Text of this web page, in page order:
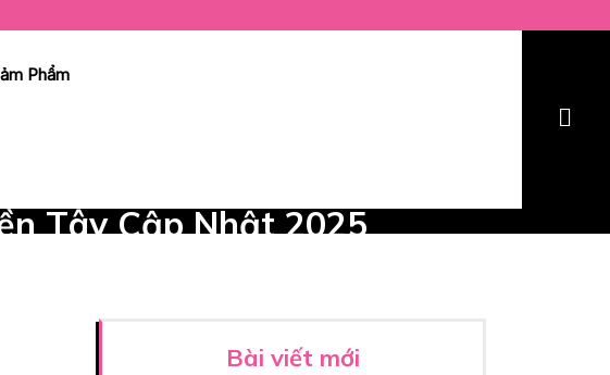
Phẩm
Tây Cập Nhật 2025
Bài viết mới